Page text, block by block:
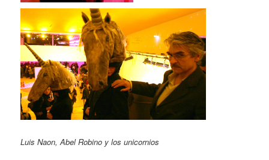
Luis Naon, Abel Robino y los unicornios